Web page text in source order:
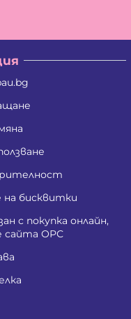
на бисквитки
с покупка онлайн,
сайта ОРС